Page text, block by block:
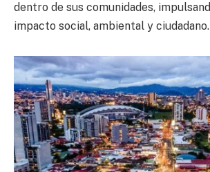
dentro de sus comunidades,
impacto social, ambiental y ciudadano.